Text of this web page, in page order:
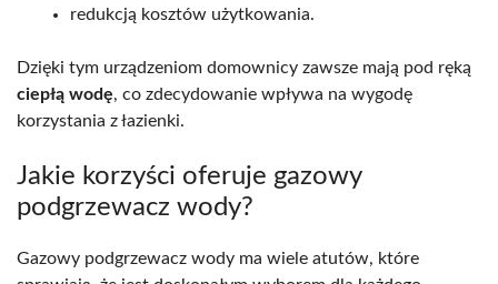
redukcją kosztów użytkowania.
Dzięki tym urządzeniom domownicy zawsze mają pod ręką
ciepłą wodę, co zdecydowanie wpływa na wygodę
korzystania z łazienki.
Jakie korzyści oferuje gazowy
podgrzewacz wody?
Gazowy podgrzewacz wody ma wiele atutów, które